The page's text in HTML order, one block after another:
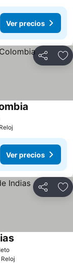
Ver precios
Compartir
Ver precios
Compartir
Ver precios
Ver precios